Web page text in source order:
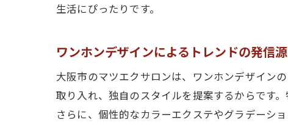
生活にぴったりです。
ワンホンデザインによるトレンドの発信源
大阪市のマツエクサロンは、ワンホンデザイン
取り入れ、独自のスタイルを提案するからです
さらに、個性的なカラーエクステやグラデーシ